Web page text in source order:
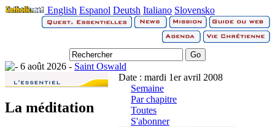
English Espanol Deutsh Italiano Slovensko
6 août 2026 - Saint Oswald
La méditation
Date : mardi 1er avril 2008
Semaine
Par chapitre
Toutes
S'abonner